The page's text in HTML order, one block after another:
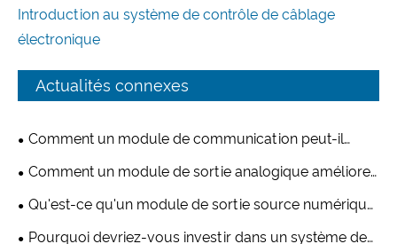
Introduction au système de contrôle de câblage
électronique
Actualités connexes
Comment un module de communication peut-il
améliorer la connectivité industrielle ?
Comment un module de sortie analogique améliore-
t-il les systèmes de contrôle industriels ?
Qu'est-ce qu'un module de sortie source numérique
à 8 canaux et pourquoi est-il essentiel pour
Pourquoi devriez-vous investir dans un système de